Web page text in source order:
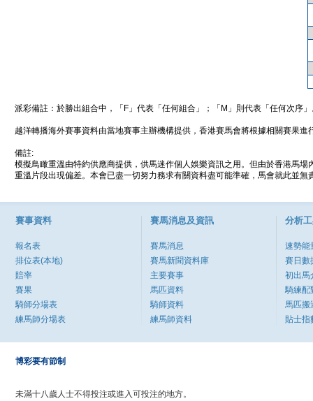
派彩備註：於勝出組合中，「F」代表「任何組合」；「M」則代表「任何次序
越洋轉播海外賽事資料由當地賽事主辦機構提供，香港賽馬會將根據相關賽果進
備註:
模擬鳥瞰重溫由特約供應商提供，供馬迷作個人娛樂資訊之用。但由於香港馬
重溫片段出現偏差。本會已盡一切努力務求有關資料盡可能準確，馬會就此並
賽事資料
報名表
排位表(本地)
賠率
賽果
騎師分場表
練馬師分場表
賽馬消息及資訊
賽馬消息
賽馬新聞資料庫
主要賽事
馬匹資料
騎師資料
練馬師資料
分析
速勢能
賽日數
初出馬
騎練配
馬匹搬
貼士指
博彩要有節制
未滿十八歲人士不得投注或進入可投注的地方。